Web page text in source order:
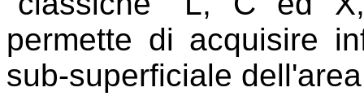
permette di acquisire
sub-superficiale